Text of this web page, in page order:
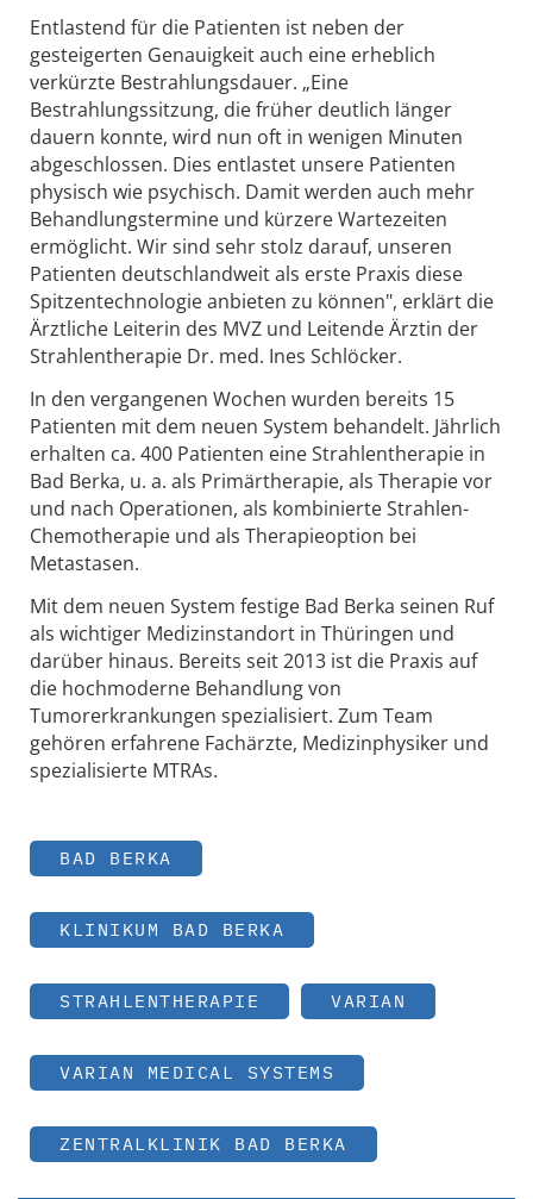
Entlastend für die Patienten ist neben der
gesteigerten Genauigkeit auch eine erheblich
verkürzte Bestrahlungsdauer. „Eine
Bestrahlungssitzung, die früher deutlich länger
dauern konnte, wird nun oft in wenigen Minuten
abgeschlossen. Dies entlastet unsere Patienten
physisch wie psychisch. Damit werden auch mehr
Behandlungstermine und kürzere Wartezeiten
ermöglicht. Wir sind sehr stolz darauf, unseren
Patienten deutschlandweit als erste Praxis diese
Spitzentechnologie anbieten zu können", erklärt die
Ärztliche Leiterin des MVZ und Leitende Ärztin der
Strahlentherapie Dr. med. Ines Schlöcker.
In den vergangenen Wochen wurden bereits 15
Patienten mit dem neuen System behandelt. Jährlich
erhalten ca. 400 Patienten eine Strahlentherapie in
Bad Berka, u. a. als Primärtherapie, als Therapie vor
und nach Operationen, als kombinierte Strahlen-
Chemotherapie und als Therapieoption bei
Metastasen.
Mit dem neuen System festige Bad Berka seinen Ruf
als wichtiger Medizinstandort in Thüringen und
darüber hinaus. Bereits seit 2013 ist die Praxis auf
die hochmoderne Behandlung von
Tumorerkrankungen spezialisiert. Zum Team
gehören erfahrene Fachärzte, Medizinphysiker und
spezialisierte MTRAs.
BAD BERKA
KLINIKUM BAD BERKA
STRAHLENTHERAPIE VARIAN
VARIAN MEDICAL SYSTEMS
ZENTRALKLINIK BAD BERKA